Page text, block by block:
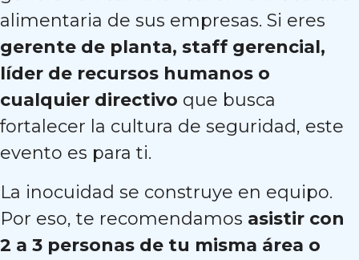
alimentaria de sus empresas. Si eres
gerente de planta, staff gerencial,
líder de recursos humanos o
cualquier directivo que busca
fortalecer la cultura de seguridad, este
evento es para ti.
La inocuidad se construye en equipo.
Por eso, te recomendamos asistir con
2 a 3 personas de tu misma área o